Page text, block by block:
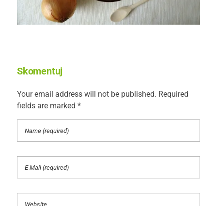
Skomentuj
Your email address will not be published. Required
fields are marked *